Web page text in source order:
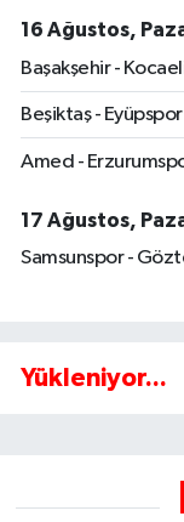
16 Ağustos,
Başakşehir -
Beşiktaş - Eyüpspor
Amed -
17 Ağustos,
Samsunspor -
Yükleniyor...